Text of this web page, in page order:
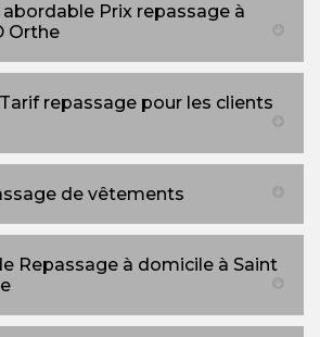
abordable Prix repassage à
Orthe
repassage pour les clients
de vêtements
Repassage à domicile à Saint